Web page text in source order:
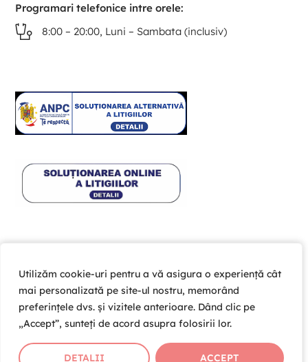
Utilizăm cookie-uri pentru a vă asigura o experiență cât
mai personalizată pe site-ul nostru, memorând
preferințele dvs. și vizitele anterioare. Dând clic pe
„Accept”, sunteți de acord asupra folosirii lor.
DETALII ACCEPT
Utilizăm cookie-uri pentru a vă asigura o experiență cât
mai personalizată pe site-ul nostru, memorând
preferințele dvs. și vizitele anterioare. Dând clic pe
„Accept”, sunteți de acord asupra folosirii lor.
DETALII ACCEPT
Programari telefonice intre orele:
8:00 – 20:00, Luni – Sambata (inclusiv)
J01/364/2018